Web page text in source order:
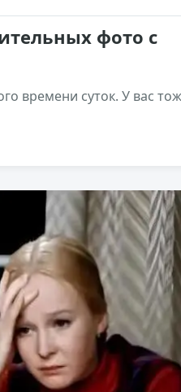
фото с
времени суток. У вас